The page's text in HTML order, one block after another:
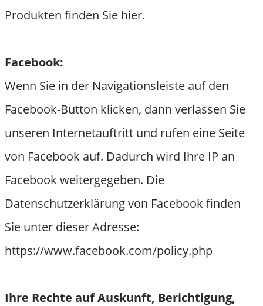
Produkten finden Sie hier.
Facebook:
Wenn Sie in der Navigationsleiste auf den
Facebook-Button klicken, dann verlassen Sie
unseren Internetauftritt und rufen eine Seite
von Facebook auf. Dadurch wird Ihre IP an
Facebook weitergegeben. Die
Datenschutzerklärung von Facebook finden
Sie unter dieser Adresse:
https://www.facebook.com/policy.php
Ihre Rechte auf Auskunft, Berichtigung,